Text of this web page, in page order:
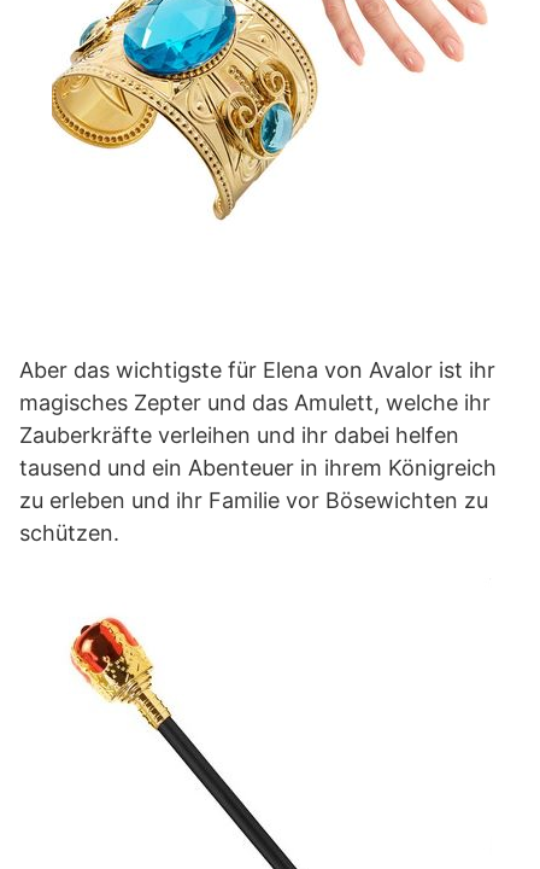
Aber das wichtigste für Elena von Avalor ist ihr
magisches Zepter und das Amulett, welche ihr
Zauberkräfte verleihen und ihr dabei helfen
tausend und ein Abenteuer in ihrem Königreich
zu erleben und ihr Familie vor Bösewichten zu
schützen.